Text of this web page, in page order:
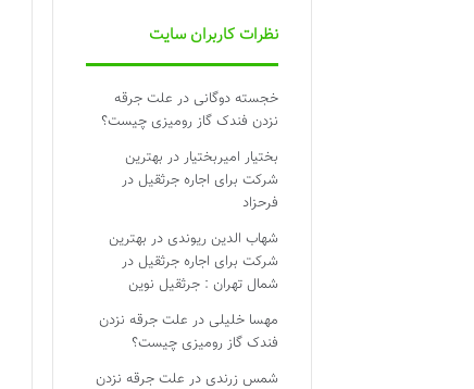
نظرات کاربران سایت
خجسته دوگانی در علت جرقه
نزدن فندک گاز رومیزی چیست؟
بختیار امیربختیار در بهترین
شرکت برای اجاره جرثقیل در
فرحزاد
شهاب الدین ریوندی در بهترین
شرکت برای اجاره جرثقیل در
شمال تهران : جرثقیل نوین
مهسا خلیلی در علت جرقه نزدن
فندک گاز رومیزی چیست؟
شمس زرندی در علت جرقه نزدن